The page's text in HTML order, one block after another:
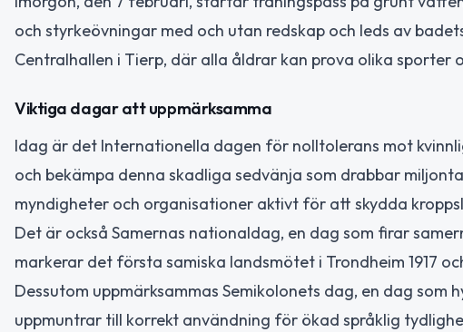
och styrkeövningar med och utan redskap och leds av
Centralhallen i Tierp, där alla åldrar kan prova olika
Viktiga dagar att uppmärksamma
Idag är det Internationella dagen för nolltolerans mot
och bekämpa denna skadliga sedvänja som drabbar
myndigheter och organisationer aktivt för att skydda
Det är också Samernas nationaldag, en dag som firar
markerar det första samiska landsmötet i Trondheim 1917
Dessutom uppmärksammas Semikolonets dag, en dag
uppmuntrar till korrekt användning för ökad språklig